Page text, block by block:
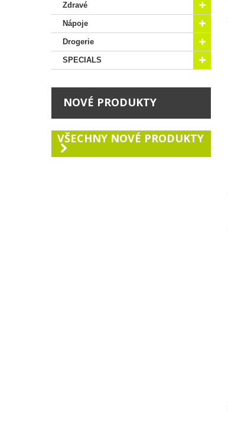
Zdravé
Nápoje
Drogerie
SPECIALS
NOVÉ PRODUKTY
VŠECHNY NOVÉ PRODUKTY